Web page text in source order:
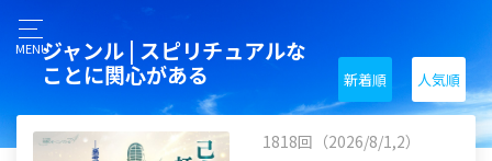
MENUジャンル | スピリチュアルな
ことに関心がある
新着順 人気順
1818回（2026/8/1,2）